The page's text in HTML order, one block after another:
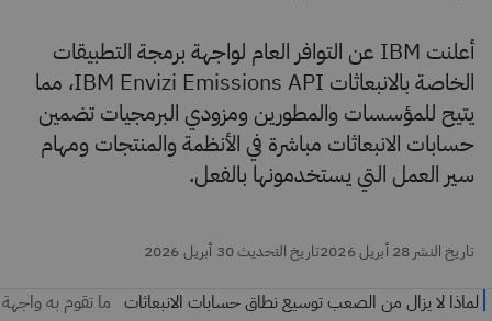
أعلنت IBM عن التوافر العام لواجهة برمجة التطبيقات
الخاصة بالانبعاثات IBM Envizi Emissions API، مما
يتيح للمؤسسات والمطورين ومزودي البرمجيات تضمين
حسابات الانبعاثات مباشرة في الأنظمة والمنتجات ومهام
سير العمل التي يستخدمونها بالفعل.
تاريخ النشر 28 أبريل 2026 تاريخ التحديث 30 أبريل 2026